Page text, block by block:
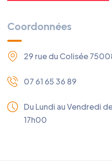
Coordonnées
29 rue du Colisée
07 61 65 36 89
Du Lundi au Vendredi
17h00